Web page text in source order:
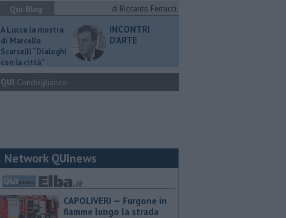
Qui Blog di Riccardo Ferrucci
A Lucca la mostra
di Marcello
Scarselli “Dialoghi
con la città"
INCONTRI
D'ARTE
QUI Condoglianze
Network QUInews
CAPOLIVERI — Furgone in
fiamme lungo la strada